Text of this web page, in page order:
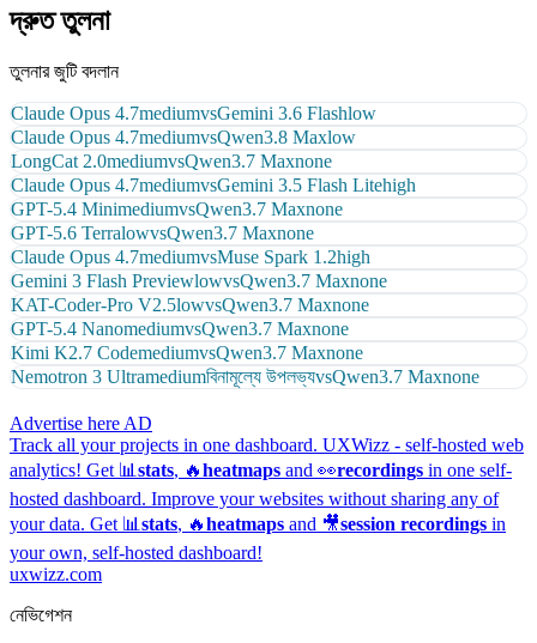
দ্রুত তুলনা
তুলনার জুটি বদলান
Claude Opus 4.7mediumvsGemini 3.6 Flashlow
Claude Opus 4.7mediumvsQwen3.8 Maxlow
LongCat 2.0mediumvsQwen3.7 Maxnone
Claude Opus 4.7mediumvsGemini 3.5 Flash Litehigh
GPT-5.4 MinimediumvsQwen3.7 Maxnone
GPT-5.6 TerralowvsQwen3.7 Maxnone
Claude Opus 4.7mediumvsMuse Spark 1.2high
Gemini 3 Flash PreviewlowvsQwen3.7 Maxnone
KAT-Coder-Pro V2.5lowvsQwen3.7 Maxnone
GPT-5.4 NanomediumvsQwen3.7 Maxnone
Kimi K2.7 CodemediumvsQwen3.7 Maxnone
Nemotron 3 Ultramediumবিনামূল্যে উপলভ্যvsQwen3.7 Maxnone
Advertise here AD
Track all your projects in one dashboard. UXWizz - self-hosted web
analytics! Get 📊 stats, 🔥heatmaps and 👀recordings in one self-
hosted dashboard. Improve your websites without sharing any of
your data. Get 📊 stats, 🔥heatmaps and 🎥session recordings in
your own, self-hosted dashboard!
uxwizz.com
নেভিগেশন